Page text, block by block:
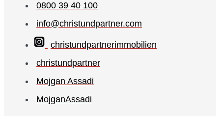
0800 39 40 100
info@christundpartner.com
christundpartnerimmobilien
christundpartner
Mojgan Assadi
MojganAssadi